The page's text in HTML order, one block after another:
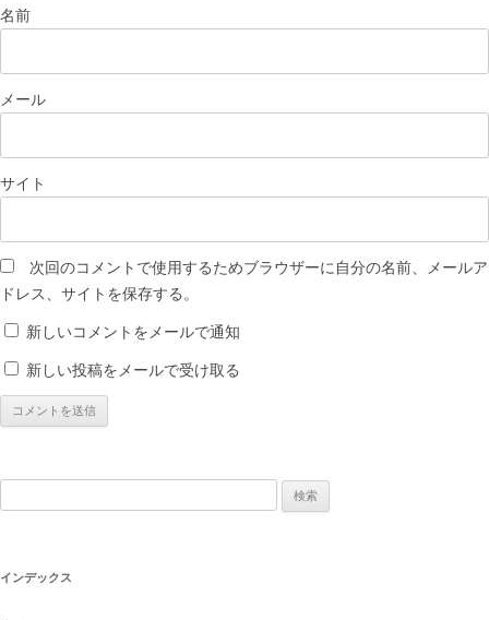
名前
メール
サイト
次回のコメントで使用するためブラウザーに自分の名前、メールア
ドレス、サイトを保存する。
新しいコメントをメールで通知
新しい投稿をメールで受け取る
インデックス